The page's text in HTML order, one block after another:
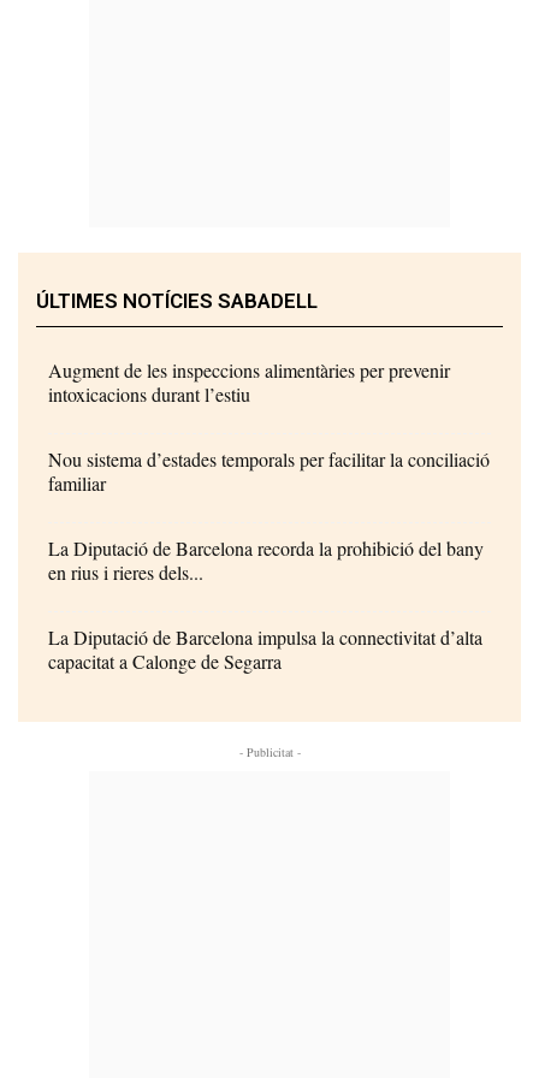
ÚLTIMES NOTÍCIES SABADELL
Augment de les inspeccions alimentàries per prevenir
intoxicacions durant l’estiu
Nou sistema d’estades temporals per facilitar la conciliació
familiar
La Diputació de Barcelona recorda la prohibició del bany
en rius i rieres dels...
La Diputació de Barcelona impulsa la connectivitat d’alta
capacitat a Calonge de Segarra
- Publicitat -